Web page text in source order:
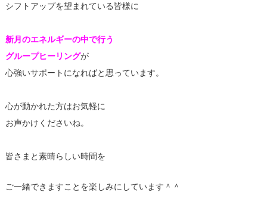
シフトアップを望まれている皆様に
新月のエネルギーの中で行う
グループヒーリングが
心強いサポートになればと思っています。
心が動かれた方はお気軽に
お声かけくださいね。
皆さまと素晴らしい時間を
ご一緒できますことを楽しみにしています＾＾